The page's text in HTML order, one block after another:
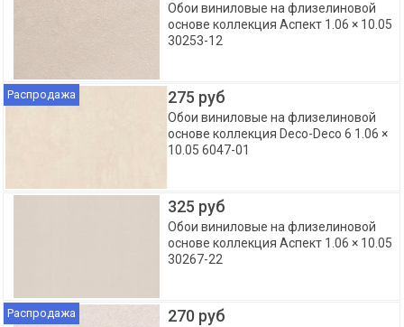
Обои виниловые на флизелиновой
основе коллекция Аспект 1.06 × 10.05
30253-12
Распродажа 275 руб
Обои виниловые на флизелиновой
основе коллекция Deco-Deco 6 1.06 ×
10.05 6047-01
325 руб
Обои виниловые на флизелиновой
основе коллекция Аспект 1.06 × 10.05
30267-22
Распродажа 270 руб